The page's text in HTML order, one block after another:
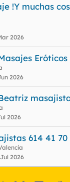
!Y muchas
2026
Eróticos
2026
2026
614 41 70
Jul 2026